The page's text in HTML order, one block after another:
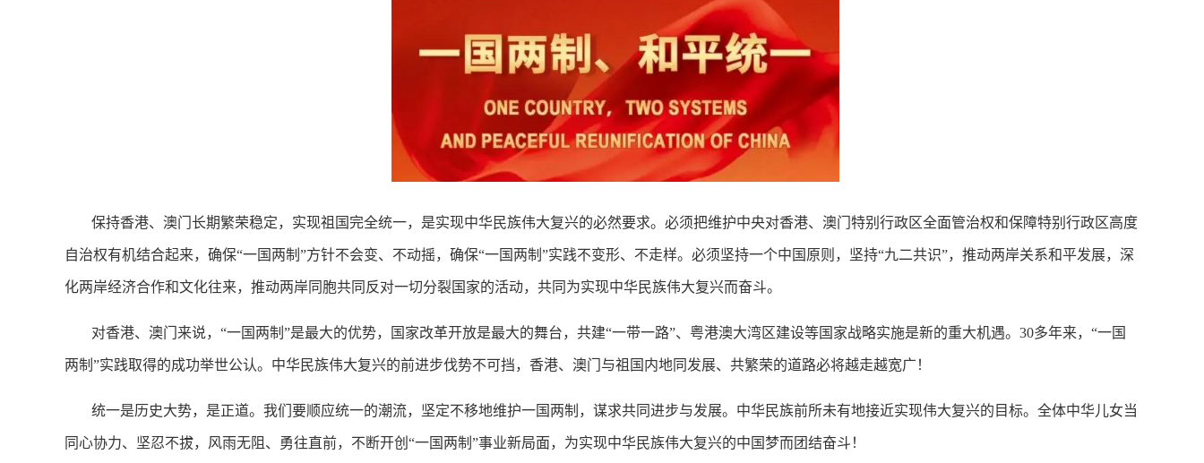
保持香港、澳门长期繁荣稳定，实现祖国完全统一，是实现中华民族伟大复兴的必然要求。必须把维护中央对香港、澳门特别行政区全面管治权和保障特别行政区高度
自治权有机结合起来，确保“一国两制”方针不会变、不动摇，确保“一国两制”实践不变形、不走样。必须坚持一个中国原则，坚持“九二共识”，推动两岸关系和平发展，深
化两岸经济合作和文化往来，推动两岸同胞共同反对一切分裂国家的活动，共同为实现中华民族伟大复兴而奋斗。
对香港、澳门来说，“一国两制”是最大的优势，国家改革开放是最大的舞台，共建“一带一路”、粤港澳大湾区建设等国家战略实施是新的重大机遇。30多年来，“一国
两制”实践取得的成功举世公认。中华民族伟大复兴的前进步伐势不可挡，香港、澳门与祖国内地同发展、共繁荣的道路必将越走越宽广！
统一是历史大势，是正道。我们要顺应统一的潮流，坚定不移地维护一国两制，谋求共同进步与发展。中华民族前所未有地接近实现伟大复兴的目标。全体中华儿女当
同心协力、坚忍不拔，风雨无阻、勇往直前，不断开创“一国两制”事业新局面，为实现中华民族伟大复兴的中国梦而团结奋斗！